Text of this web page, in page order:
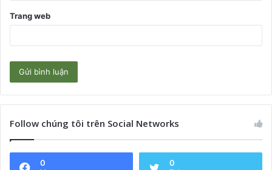
Trang web
Follow chúng tôi trên Social Networks
0 0